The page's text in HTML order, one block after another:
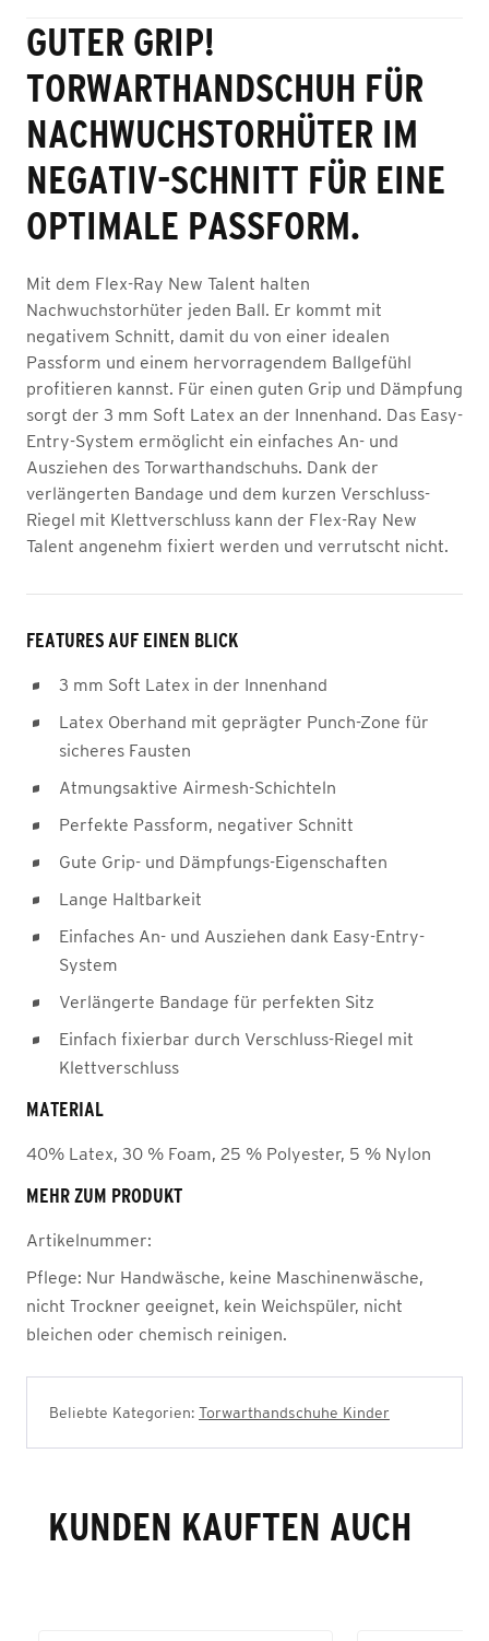
GUTER GRIP!
TORWARTHANDSCHUH FÜR
NACHWUCHSTORHÜTER IM
NEGATIV-SCHNITT FÜR EINE
OPTIMALE PASSFORM.
Mit dem Flex-Ray New Talent halten
Nachwuchstorhüter jeden Ball. Er kommt mit
negativem Schnitt, damit du von einer idealen
Passform und einem hervorragendem Ballgefühl
profitieren kannst. Für einen guten Grip und Dämpfung
sorgt der 3 mm Soft Latex an der Innenhand. Das Easy-
Entry-System ermöglicht ein einfaches An- und
Ausziehen des Torwarthandschuhs. Dank der
verlängerten Bandage und dem kurzen Verschluss-
Riegel mit Klettverschluss kann der Flex-Ray New
Talent angenehm fixiert werden und verrutscht nicht.
FEATURES AUF EINEN BLICK
3 mm Soft Latex in der Innenhand
Latex Oberhand mit geprägter Punch-Zone für
sicheres Fausten
Atmungsaktive Airmesh-Schichteln
Perfekte Passform, negativer Schnitt
Gute Grip- und Dämpfungs-Eigenschaften
Lange Haltbarkeit
Einfaches An- und Ausziehen dank Easy-Entry-
System
Verlängerte Bandage für perfekten Sitz
Einfach fixierbar durch Verschluss-Riegel mit
Klettverschluss
MATERIAL
40% Latex, 30 % Foam, 25 % Polyester, 5 % Nylon
MEHR ZUM PRODUKT
Artikelnummer:
Pflege: Nur Handwäsche, keine Maschinenwäsche,
nicht Trockner geeignet, kein Weichspüler, nicht
bleichen oder chemisch reinigen.
Beliebte Kategorien: Torwarthandschuhe Kinder
KUNDEN KAUFTEN AUCH